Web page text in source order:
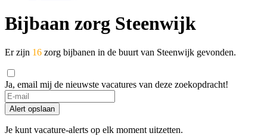
Bijbaan zorg Steenwijk
Er zijn 16 zorg bijbanen in de buurt van Steenwijk gevonden.
Ja, email mij de nieuwste vacatures van deze zoekopdracht!
Alert opslaan
Je kunt vacature-alerts op elk moment uitzetten.